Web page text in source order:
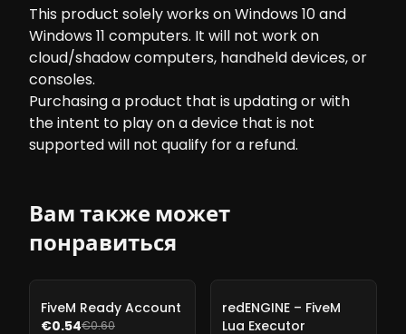
This product solely works on Windows 10 and
Windows 11 computers. It will not work on
cloud/shadow computers, handheld devices, or
consoles.
Purchasing a product that is updating or with
the intent to play on a device that is not
supported will not qualify for a refund.
Вам также может
понравиться
FiveM Ready Account
€0.54€0.60
10%
redENGINE – FiveM
Lua Executor